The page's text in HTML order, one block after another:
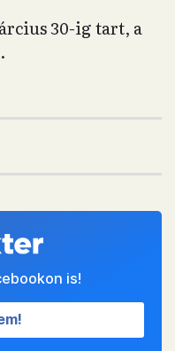
30-ig tart, a
is!